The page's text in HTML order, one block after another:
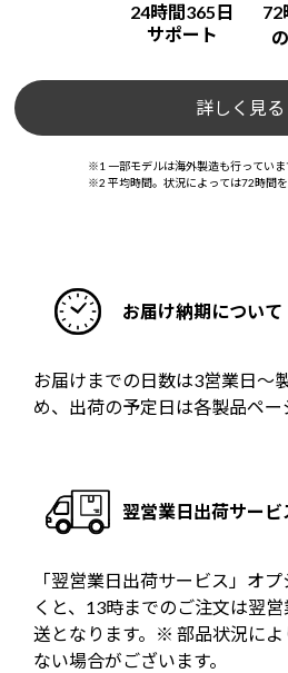
24時間365日
サポート
72
詳しく見る
※1 一部モデルは海外製造も行っていま
※2 平均時間。状況によっては72時間を
お届け納期について
お届けまでの日数は3営業日～
め、出荷の予定日は各製品ペー
翌営業日出荷サービ
「翌営業日出荷サービス」オ
くと、13時までのご注文は翌
送となります。※ 部品状況に
ない場合がございます。